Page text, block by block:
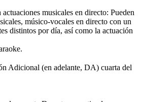
musicales en directo: Pueden
músico-vocales en directo con un
distintos por día, así como la actuación
Adicional (en adelante, DA) cuarta del